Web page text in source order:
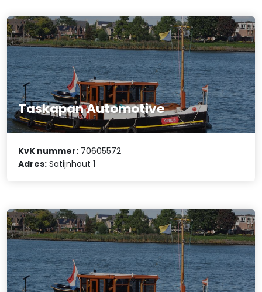
Taskapan Automotive
KvK nummer: 70605572
Adres: Satijnhout 1